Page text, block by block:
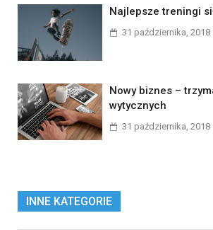
Najlepsze treningi
31 października, 2018
Nowy biznes –
wytycznych
31 października, 2018
INNE KATEGORIE